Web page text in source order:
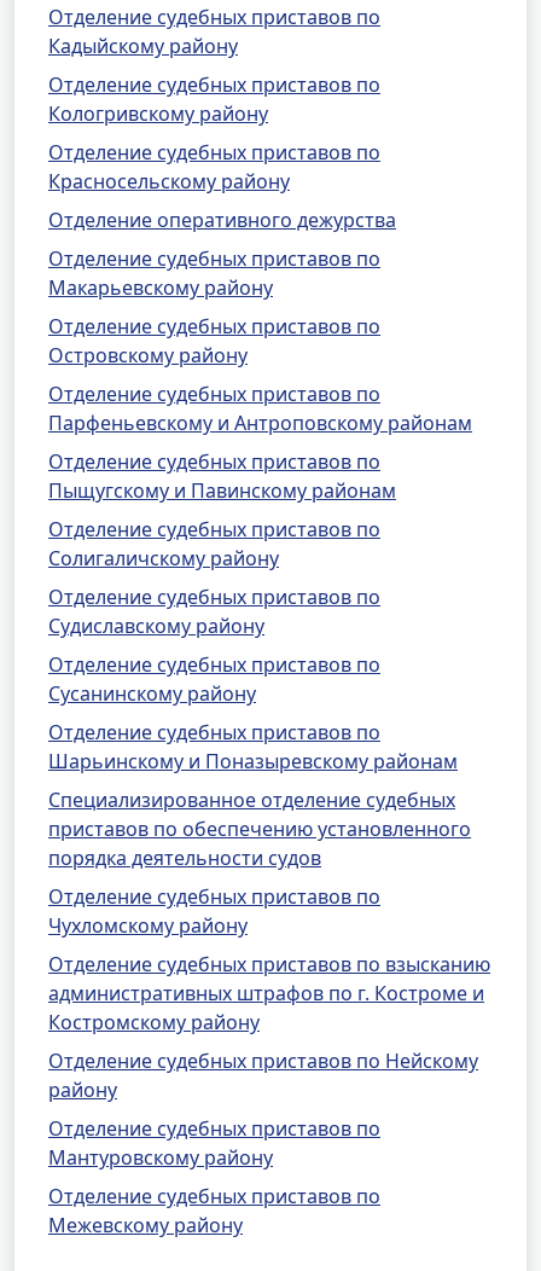
Отделение судебных приставов по
Кадыйскому району
Отделение судебных приставов по
Кологривскому району
Отделение судебных приставов по
Красносельскому району
Отделение оперативного дежурства
Отделение судебных приставов по
Макарьевскому району
Отделение судебных приставов по
Островскому району
Отделение судебных приставов по
Парфеньевскому и Антроповскому районам
Отделение судебных приставов по
Пыщугскому и Павинскому районам
Отделение судебных приставов по
Солигаличскому району
Отделение судебных приставов по
Судиславскому району
Отделение судебных приставов по
Сусанинскому району
Отделение судебных приставов по
Шарьинскому и Поназыревскому районам
Специализированное отделение судебных
приставов по обеспечению установленного
порядка деятельности судов
Отделение судебных приставов по
Чухломскому району
Отделение судебных приставов по взысканию
административных штрафов по г. Костроме и
Костромскому району
Отделение судебных приставов по Нейскому
району
Отделение судебных приставов по
Мантуровскому району
Отделение судебных приставов по
Межевскому району